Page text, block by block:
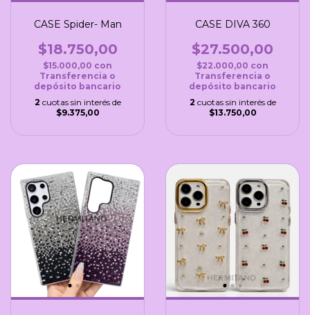
CASE Spider- Man
$18.750,00
$15.000,00 con
Transferencia o
depósito bancario
2 cuotas sin interés de
$9.375,00
CASE DIVA 360
$27.500,00
$22.000,00 con
Transferencia o
depósito bancario
2 cuotas sin interés de
$13.750,00